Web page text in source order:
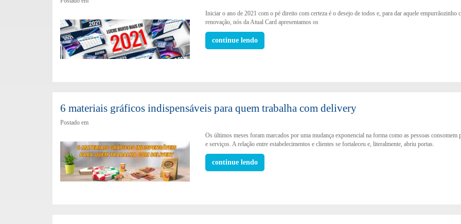
Iniciar o ano de 2021 com o pé direito com certeza é o desejo de todos e, para dar aquele empurrãozinho
renovação, nós da Atual Card apresentamos os
continue lendo
6 materiais gráficos indispensáveis para quem trabalha com delivery
Postado em
Os últimos meses foram marcados por uma mudança exponencial na forma como as pessoas consomem
e serviços. A relação entre estabelecimentos e clientes se fortaleceu e, literalmente, abriu portas.
continue lendo